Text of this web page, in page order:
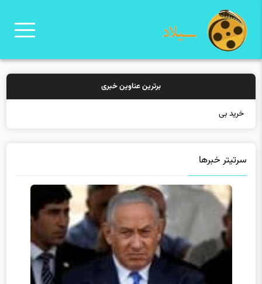
برترین عناوین خبری
خرید بیمه: سنتی
سرتیتر خبرها